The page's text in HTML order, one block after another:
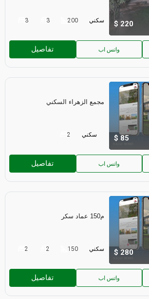
220
3 3 200 سكني
تفاصيل واتس اب
85
مجمع الزهراء السكني
2 سكني
تفاصيل واتس اب
280
م150 عماد سكر
2 2 150 سكني
تفاصيل واتس اب